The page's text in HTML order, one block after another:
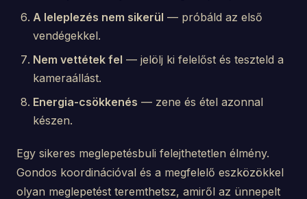
A leleplezés nem sikerül — próbáld az első
vendégekkel.
Nem vettétek fel — jelölj ki felelőst és teszteld a
kameraállást.
Energia-csökkenés — zene és étel azonnal
készen.
Egy sikeres meglepetésbuli felejthetetlen élmény.
Gondos koordinációval és a megfelelő eszközökkel
olyan meglepetést teremthetsz, amiről az ünnepelt